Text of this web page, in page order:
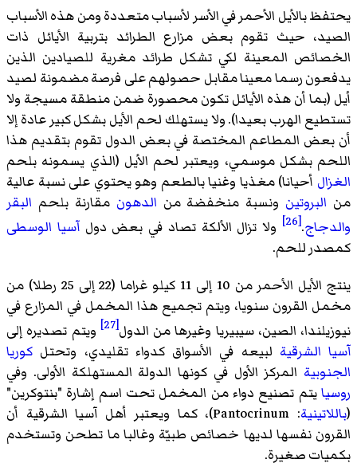
يحتفظ بالأيل الأحمر في الأسر لأسباب متعددة ومن هذه الأسباب
الصيد، حيث تقوم بعض مزارع الطرائد بتربية الأيائل ذات
الخصائص المعينة لكي تشكل طرائد مغرية للصيادين الذين
يدفعون رسما معينا مقابل حصولهم على فرصة مضمونة لصيد
أيل (بما أن هذه الأيائل تكون محصورة ضمن منطقة مسيجة ولا
تستطيع الهرب بعيدا). ولا يستهلك لحم الأيل بشكل كبير عادة إلا
أن بعض المطاعم المختصة في بعض الدول تقوم بتقديم هذا
اللحم بشكل موسمي، ويعتبر لحم الأيل (الذي يسمونه بلحم
الغزال أحيانا) مغذيا وغنيا بالطعم وهو يحتوي على نسبة عالية
من البروتين ونسبة منخفضة من الدهون مقارنة بلحم البقر
والدجاج.
[26] ولا تزال الألكة تصاد في بعض دولآسيا الوسطى
كمصدر للحم.
ينتج الأيل الأحمر من 10 إلى 11 كيلو غراما (22 إلى 25 رطلا) من
مخمل القرون سنويا، ويتم تجميع هذا المخمل في المزارع في
نيوزيلندا، الصين، سيبيريا وغيرها من الدول[27]
ويتم تصديره إلى
آسيا الشرقية لبيعه في الأسواق كدواء تقليدي، وتحتل كوريا
الجنوبية المركز الأول في كونها الدولة المستهلكة الأولى. وفي
روسيايتم تصنيع دواء من المخمل تحت اسم إشارة "بنتوكرين"
(باللاتينية:
Pantocrinum)، كما ويعتبر أهل آسيا الشرقية أن
القرون نفسها لديها خصائص طبيّة وغالبا ما تطحن وتستخدم
بكميات صغيرة.